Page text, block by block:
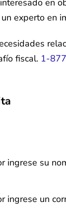
experto
fiscal. 1-
ingrese su
ingrese un